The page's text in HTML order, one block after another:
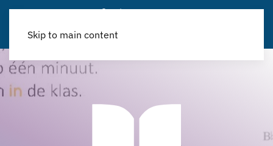
Skip to main content